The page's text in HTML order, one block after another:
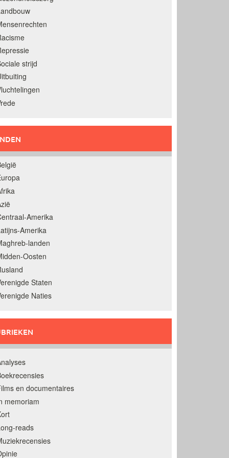
strijd
Amerika
Amerika
landen
Oosten
Staten
Naties
en documentaires
memoriam
reads